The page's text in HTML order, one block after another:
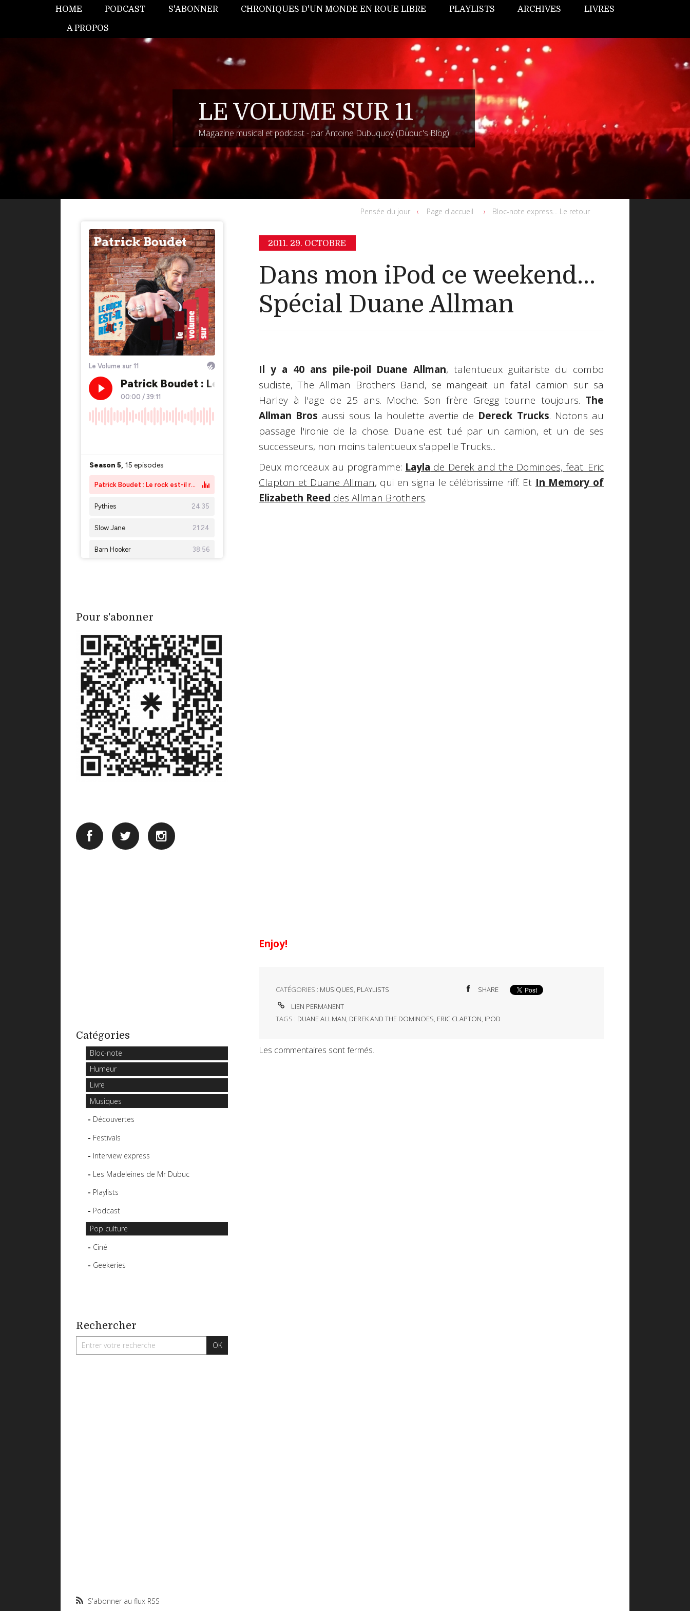
HOME PODCAST S'ABONNER CHRONIQUES D'UN MONDE EN ROUE LIBRE PLAYLISTS ARCHIVES LIVRES
A PROPOS
LE VOLUME SUR 11
Magazine musical et podcast - par Antoine Dubuquoy (Dubuc's Blog)
Pour s'abonner
Catégories
Bloc-note
Humeur
Livre
Musiques
Découvertes
Festivals
Interview express
Les Madeleines de Mr Dubuc
Playlists
Podcast
Pop culture
Ciné
Geekeries
Rechercher
S'abonner au flux RSS
Pensée du jour Page d'accueil Bloc-note express... Le retour
2011. 29. OCTOBRE
Dans mon iPod ce weekend...
Spécial Duane Allman
Il y a 40 ans pile-poil Duane Allman, talentueux guitariste du combo
sudiste, The Allman Brothers Band, se mangeait un fatal camion sur sa
Harley à l'age de 25 ans. Moche. Son frère Gregg tourne toujours. The
Allman Bros aussi sous la houlette avertie de Dereck Trucks. Notons au
passage l'ironie de la chose. Duane est tué par un camion, et un de ses
successeurs, non moins talentueux s'appelle Trucks...
Deux morceaux au programme: Layla de Derek and the Dominoes, feat. Eric
Clapton et Duane Allman, qui en signa le célébrissime riff. Et In Memory of
Elizabeth Reed des Allman Brothers.
Enjoy!
CATÉGORIES : MUSIQUES, PLAYLISTS
SHARE
LIEN PERMANENT
TAGS : DUANE ALLMAN, DEREK AND THE DOMINOES, ERIC CLAPTON, IPOD
Les commentaires sont fermés.